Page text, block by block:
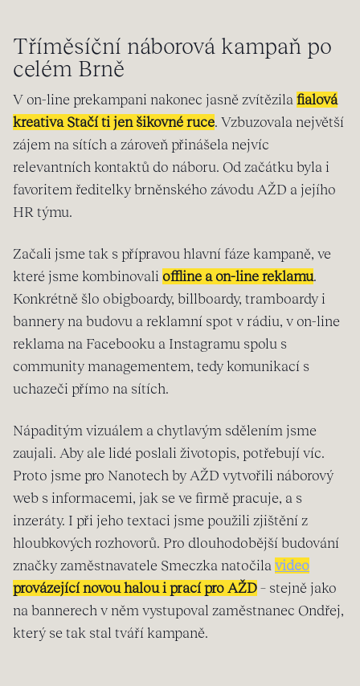
Tříměsíční náborová kampaň po
celém Brně
V on-line prekampani nakonec jasně zvítězila fialová
kreativa Stačí ti jen šikovné ruce. Vzbuzovala největší
zájem na sítích a zároveň přinášela nejvíc
relevantních kontaktů do náboru. Od začátku byla i
favoritem ředitelky brněnského závodu AŽD a jejího
HR týmu.
Začali jsme tak s přípravou hlavní fáze kampaně, ve
které jsme kombinovali offline a on-line reklamu.
Konkrétně šlo obigboardy, billboardy, tramboardy i
bannery na budovu a reklamní spot v rádiu, v on-line
reklama na Facebooku a Instagramu spolu s
community managementem, tedy komunikací s
uchazeči přímo na sítích.
Nápaditým vizuálem a chytlavým sdělením jsme
zaujali. Aby ale lidé poslali životopis, potřebují víc.
Proto jsme pro Nanotech by AŽD vytvořili náborový
web s informacemi, jak se ve firmě pracuje, a s
inzeráty. I při jeho textaci jsme použili zjištění z
hloubkových rozhovorů. Pro dlouhodobější budování
značky zaměstnavatele Smeczka natočila video
provázející novou halou i prací pro AŽD – stejně jako
na bannerech v něm vystupoval zaměstnanec Ondřej,
který se tak stal tváří kampaně.